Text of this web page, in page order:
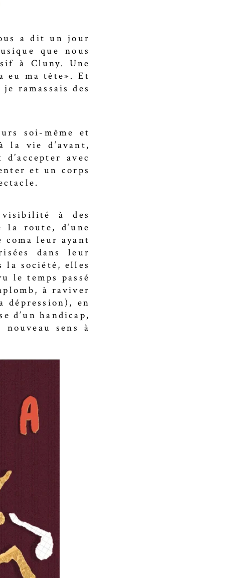
a dit un jour
que nous
à Cluny. Une
eu ma tête». Et
ramassais des
soi-même et
vie d’avant,
avec
et un corps
à des
la route, d’une
coma leur ayant
dans leur
la société, elles
le temps passé
à raviver
en
d’un handicap,
sens à